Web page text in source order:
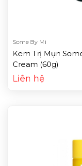
Some By Mi
Kem Trị Mụn
Cream (60g)
Liên hệ